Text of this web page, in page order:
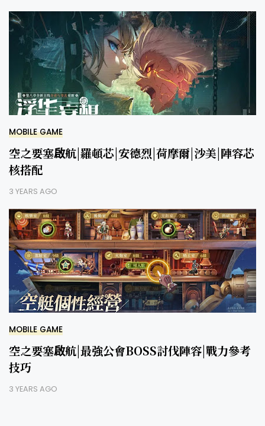
MOBILE GAME
空之要塞啟航|羅頓芯|安德烈|荷摩爾|沙美|陣容芯
核搭配
3 YEARS AGO
MOBILE GAME
空之要塞啟航|最強公會BOSS討伐陣容|戰力參考
技巧
3 YEARS AGO